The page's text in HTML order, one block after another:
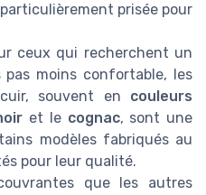
prisée pour
ceux qui recherchent un
moins confortable, les
souvent en couleurs
et le cognac, sont une
modèles fabriqués au
pour leur qualité.
que les autres